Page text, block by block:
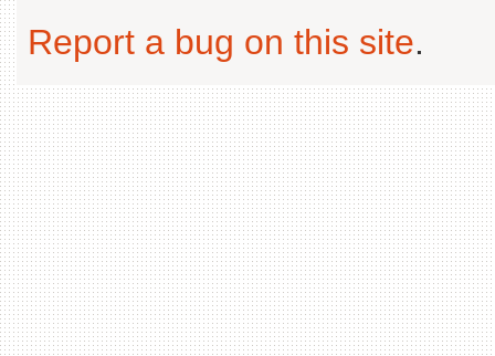
Report a bug on this site.